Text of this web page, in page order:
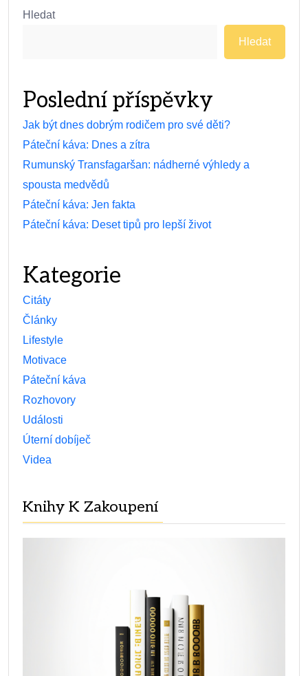
Hledat
Hledat
Poslední příspěvky
Jak být dnes dobrým rodičem pro své děti?
Páteční káva: Dnes a zítra
Rumunský Transfagaršan: nádherné výhledy a
spousta medvědů
Páteční káva: Jen fakta
Páteční káva: Deset tipů pro lepší život
Kategorie
Citáty
Články
Lifestyle
Motivace
Páteční káva
Rozhovory
Události
Úterní dobíječ
Videa
Knihy K Zakoupení